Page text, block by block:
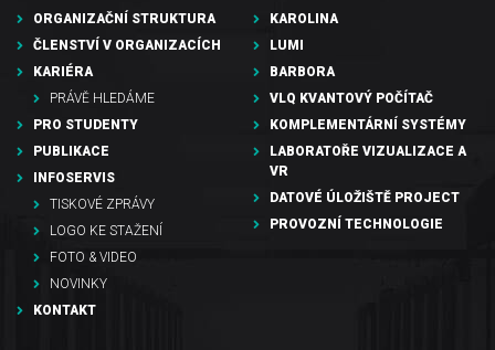
ORGANIZAČNÍ STRUKTURA
ČLENSTVÍ V ORGANIZACÍCH
KARIÉRA
PRÁVĚ HLEDÁME
PRO STUDENTY
PUBLIKACE
INFOSERVIS
TISKOVÉ ZPRÁVY
LOGO KE STAŽENÍ
FOTO & VIDEO
NOVINKY
KONTAKT
KAROLINA
LUMI
BARBORA
VLQ KVANTOVÝ POČÍTAČ
KOMPLEMENTÁRNÍ SYSTÉMY
LABORATOŘE VIZUALIZACE A
VR
DATOVÉ ÚLOŽIŠTĚ PROJECT
PROVOZNÍ TECHNOLOGIE